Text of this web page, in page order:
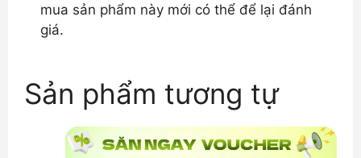
mua sản phẩm này mới có thể để lại đánh
giá.
Sản phẩm tương tự